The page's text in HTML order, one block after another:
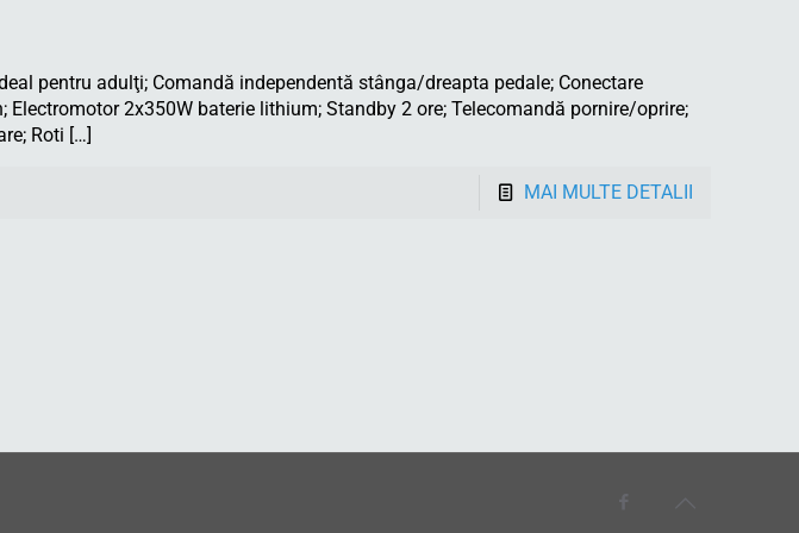
pentru adulţi; Comandă independentă stânga/dreapta pedale; Conectare
Electromotor 2x350W baterie lithium; Standby 2 ore; Telecomandă pornire/oprire;
Roti […]
MAI MULTE DETALII